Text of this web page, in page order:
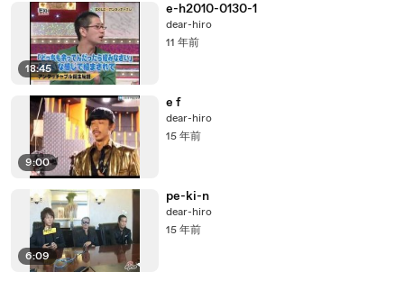
18:45
e-h2010-0130-1
dear-hiro
11 年前
9:00
e f
dear-hiro
15 年前
6:09
pe-ki-n
dear-hiro
15 年前